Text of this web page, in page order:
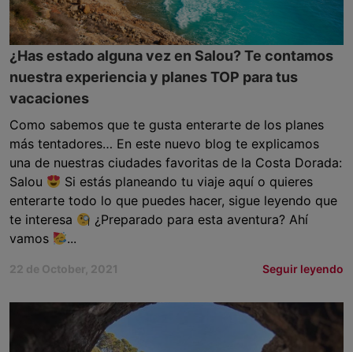
¿Has estado alguna vez en Salou? Te contamos
nuestra experiencia y planes TOP para tus
vacaciones
Como sabemos que te gusta enterarte de los planes
más tentadores… En este nuevo blog te explicamos
una de nuestras ciudades favoritas de la Costa Dorada:
Salou
Si estás planeando tu viaje aquí o quieres
enterarte todo lo que puedes hacer, sigue leyendo que
te interesa
¿Preparado para esta aventura? Ahí
vamos
...
22 de October, 2021 Seguir leyendo